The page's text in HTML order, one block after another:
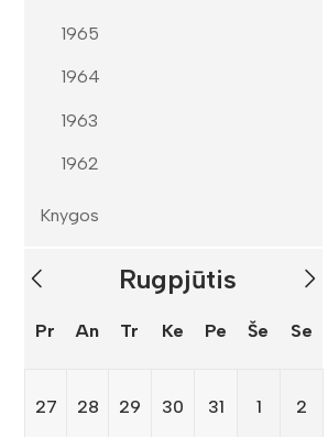
1965
1964
1963
1962
Knygos
Rugpjūtis
Pr An Tr Ke Pe Še Se
27 28 29 30 31 1 2